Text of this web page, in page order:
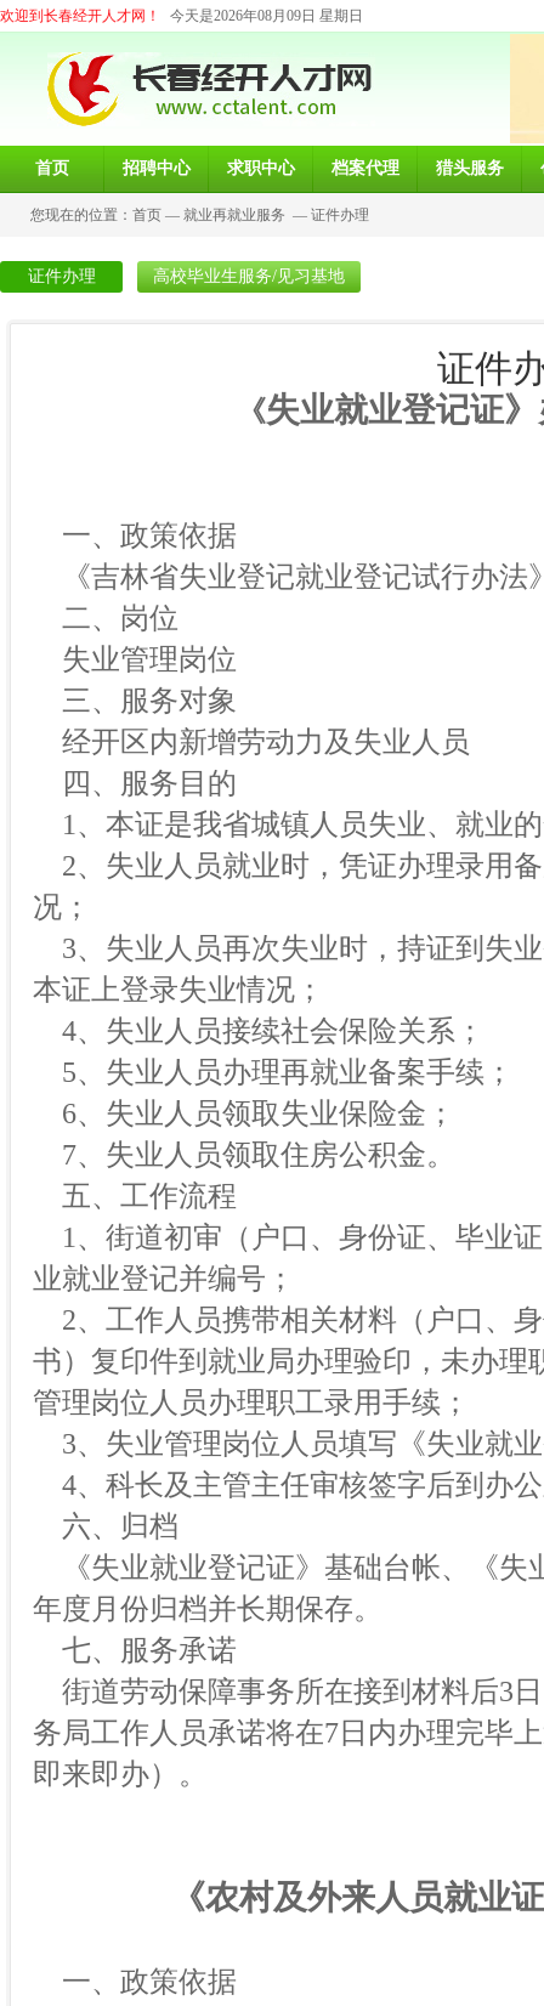
欢迎到长春经开人才网！ 今天是2026年08月09日 星期日
首页 招聘中心 求职中心 档案代理 猎头服务
您现在的位置： 首页 — 就业再就业服务 — 证件办理
证件办理 高校毕业生服务/见习基地
证件
《失业就业登记证
一、政策依据
《吉林省失业登记就业登记试行办法
二、岗位
失业管理岗位
三、服务对象
经开区内新增劳动力及失业人员
四、服务目的
1、本证是我省城镇人员失业、就业
2、失业人员就业时，凭证办理录用
况；
3、失业人员再次失业时，持证到失
本证上登录失业情况；
4、失业人员接续社会保险关系；
5、失业人员办理再就业备案手续；
6、失业人员领取失业保险金；
7、失业人员领取住房公积金。
五、工作流程
1、街道初审（户口、身份证、毕业
业就业登记并编号；
2、工作人员携带相关材料（户口、
书）复印件到就业局办理验印，未办
管理岗位人员办理职工录用手续；
3、失业管理岗位人员填写《失业就
4、科长及主管主任审核签字后到办
六、归档
《失业就业登记证》基础台帐、《失
年度月份归档并长期保存。
七、服务承诺
街道劳动保障事务所在接到材料后3
务局工作人员承诺将在7日内办理完毕
即来即办）。
《农村及外来人员就业
一、政策依据